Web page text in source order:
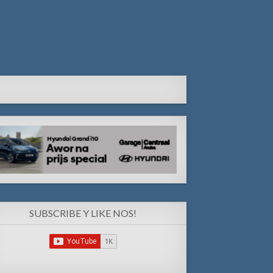
SUBSCRIBE Y LIKE NOS!